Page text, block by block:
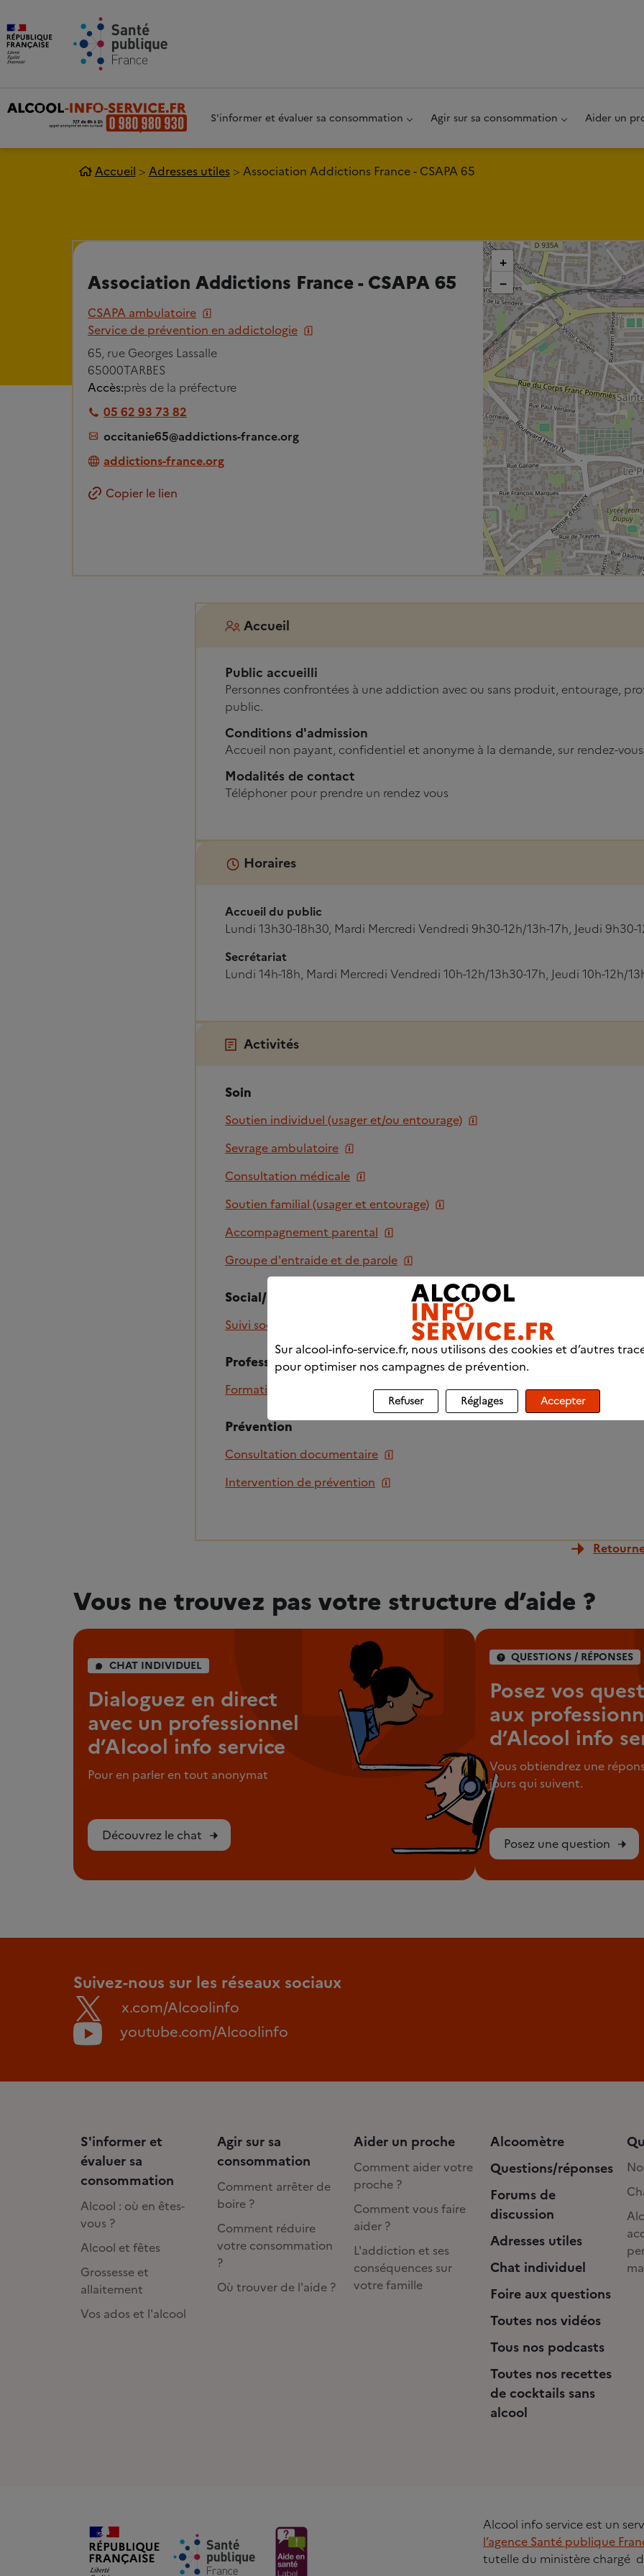
S'informer et évaluer sa consommation Agir sur sa consommation Aider un
Accueil Adresses utiles Association Addictions France - CSAPA 65
Association Addictions France - CSAPA 65
CSAPA ambulatoire
Service de prévention en addictologie
65, rue Georges Lassalle
65000TARBES
Accès:près de la préfecture
05 62 93 73 82
occitanie65@addictions-france.org
addictions-france.org
Copier le lien
+
−
Accueil
Public accueilli
Personnes confrontées à une addiction avec ou sans produit, entourage,
public.
Conditions d'admission
Accueil non payant, confidentiel et anonyme à la demande, sur rendez-
Modalités de contact
Téléphoner pour prendre un rendez vous
Horaires
Accueil du public
Lundi 13h30-18h30, Mardi Mercredi Vendredi 9h30-12h/13h-17h, Jeudi 9h30-
Secrétariat
Lundi 14h-18h, Mardi Mercredi Vendredi 10h-12h/13h30-17h, Jeudi 10h-12h/
Activités
Soin
Soutien individuel (usager et/ou entourage)
Sevrage ambulatoire
Consultation médicale
Soutien familial (usager et entourage)
Accompagnement parental
Groupe d'entraide et de parole
Social/Insertion
Suivi socio-éducatif
Professionnel
Formation
Prévention
Consultation documentaire
Intervention de prévention
Vous ne trouvez pas votre structure d’aide ?
CHAT INDIVIDUEL
Dialoguez en direct
avec un professionnel
d’Alcool info service
Pour en parler en tout anonymat
Découvrez le chat
QUESTIONS / RÉPONSES
Posez vos
aux
d’Alcool info
Vous obtiendrez une
jours qui suivent.
Posez une question
Suivez-nous sur les réseaux sociaux
x.com/Alcoolinfo
youtube.com/Alcoolinfo
S'informer et
évaluer sa
consommation
Alcool : où en êtes-
vous ?
Alcool et fêtes
Grossesse et
allaitement
Vos ados et l'alcool
Agir sur sa
consommation
Comment arrêter de
boire ?
Comment réduire
votre consommation
?
Où trouver de l'aide ?
Aider un proche
Comment aider votre
proche ?
Comment vous faire
aider ?
L'addiction et ses
conséquences sur
votre famille
Alcoomètre
Questions/réponses
Forums de
discussion
Adresses utiles
Chat individuel
Foire aux questions
Toutes nos vidéos
Tous nos podcasts
Toutes nos recettes
de cocktails sans
alcool
Alcool info service est un
l’agence Santé publique
tutelle du ministère chargé
Sur alcool-info-service.fr, nous utilisons des cookies et d’autres
pour optimiser nos campagnes de prévention.
Refuser Réglages Accepter